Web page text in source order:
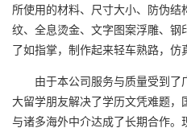
所使用的材料、尺寸大小、防伪
纹、全息烫金、文字图案浮雕、
了如指掌，制作起来轻车熟路，仿
由于本公司服务与质量受到了
大留学朋友解决了学历文凭难题
与诸多海外中介达成了长期合作